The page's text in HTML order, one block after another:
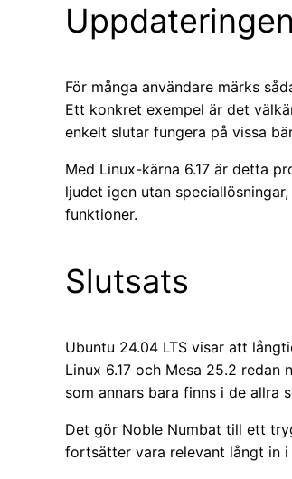
För många användare märks
Ett konkret exempel är det
enkelt slutar fungera på vissa
Med Linux-kärna 6.17 är detta
ljudet igen utan
funktioner.
Slutsats
Ubuntu 24.04 LTS visar att
Linux 6.17 och Mesa 25.2
som annars bara finns i de allra
Det gör Noble Numbat till ett
fortsätter vara relevant långt in i